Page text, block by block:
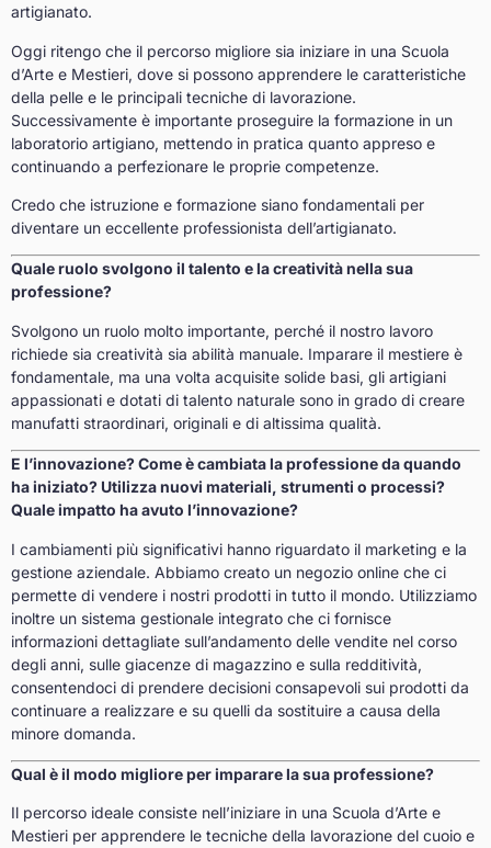
artigianato.
Oggi ritengo che il percorso migliore sia iniziare in una Scuola
d’Arte e Mestieri, dove si possono apprendere le caratteristiche
della pelle e le principali tecniche di lavorazione.
Successivamente è importante proseguire la formazione in un
laboratorio artigiano, mettendo in pratica quanto appreso e
continuando a perfezionare le proprie competenze.
Credo che istruzione e formazione siano fondamentali per
diventare un eccellente professionista dell’artigianato.
Quale ruolo svolgono il talento e la creatività nella sua
professione?
Svolgono un ruolo molto importante, perché il nostro lavoro
richiede sia creatività sia abilità manuale. Imparare il mestiere è
fondamentale, ma una volta acquisite solide basi, gli artigiani
appassionati e dotati di talento naturale sono in grado di creare
manufatti straordinari, originali e di altissima qualità.
E l’innovazione? Come è cambiata la professione da quando
ha iniziato? Utilizza nuovi materiali, strumenti o processi?
Quale impatto ha avuto l’innovazione?
I cambiamenti più significativi hanno riguardato il marketing e la
gestione aziendale. Abbiamo creato un negozio online che ci
permette di vendere i nostri prodotti in tutto il mondo. Utilizziamo
inoltre un sistema gestionale integrato che ci fornisce
informazioni dettagliate sull’andamento delle vendite nel corso
degli anni, sulle giacenze di magazzino e sulla redditività,
consentendoci di prendere decisioni consapevoli sui prodotti da
continuare a realizzare e su quelli da sostituire a causa della
minore domanda.
Qual è il modo migliore per imparare la sua professione?
Il percorso ideale consiste nell’iniziare in una Scuola d’Arte e
Mestieri per apprendere le tecniche della lavorazione del cuoio e